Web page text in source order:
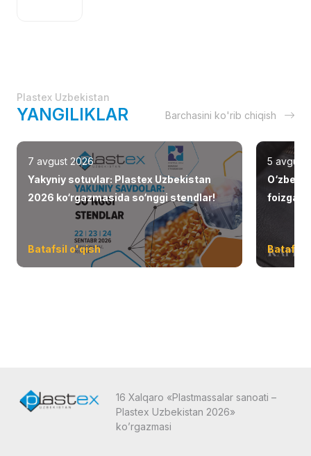
Plastex Uzbekistan
YANGILIKLAR Barchasini ko'rib chiqish
7 avgust 2026
Yakyniy sotuvlar: Plastex Uzbekistan
2026 ko‘rgazmasida so‘nggi stendlar!
Batafsil o'qish
5 avgust
foizga
Batafsil
16 Xalqaro «Plastmassalar sanoati –
Plastex Uzbekistan 2026»
ko’rgazmasi